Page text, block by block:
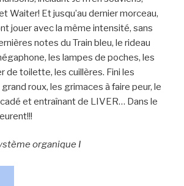
Waiter! Et jusqu’au dernier morceau,
jouer avec la même intensité, sans
notes du Train bleu, le rideau
les lampes de poches, les
de toilette, les cuillères. Fini les
roux, les grimaces à faire peur, le
et entraînant de LIVER… Dans le
organique I